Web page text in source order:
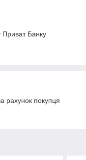
Приват Банку
рахунок покупця